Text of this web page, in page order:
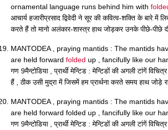
ornamental language runs behind him with
आचार्य हजारीप्रसाद द्विवेदी ने सूर की कवित्व-शक्ति के बारे
करते हैं तो मानो अलंकार-शास्त्र हाथ जोड़कर उनके पीछे-पीछे
MANTODEA , praying mantids : The mantids
are held forward folded up , fancifully like our
गण 9मैन्टोडिया , प्रार्थी मेन्टिड : मेन्टिडों की अगली टांगें
हैं , ठीक उसी मुद्रा में जिसमें हम प्रार्थना करते समय हाथ जोड़े
MANTODEA , praying mantids : The mantids
are held forward folded up , fancifully like our
गण 9मैन्टोडिया , प्रार्थी मेन्टिड : मेन्टिडों की अगली टांगें